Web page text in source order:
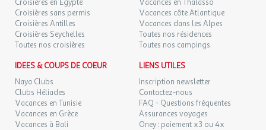
Seine
Bon à savoir
Arrivée à partir de 15:00
SAM.
29 70 €
au lieu de
Retour le
30/08/2026
DIM.
AOÛT
67 €/pers.
LUN.
31
AOÛT
71 €
au lieu de
Retour le
01/09/2026
Croisières en Egypte
Croisières sans permis
Croisières Antilles
Croisières Seychelles
Toutes nos croisières
Vacances en Thalasso
Vacances côte Atlantique
Vacances dans les Alpes
Toutes nos résidences
Toutes nos campings
IDEES & COUPS DE COEUR
Naya Clubs
Clubs Héliades
Vacances en Tunisie
Vacances en Grèce
Vacances à Bali
LIENS UTILES
Inscription newsletter
Contactez-nous
FAQ - Questions fréquentes
Assurances voyages
Oney : paiement x3 ou 4x